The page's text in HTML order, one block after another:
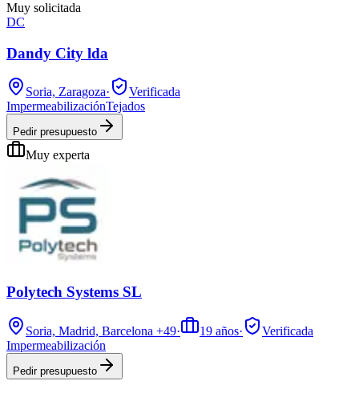
Muy solicitada
DC
Dandy City lda
Soria, Zaragoza·
Verificada
ImpermeabilizaciónTejados
Pedir presupuesto
Muy experta
Polytech Systems SL
Soria, Madrid, Barcelona +49· 19 años·
Verificada
Impermeabilización
Pedir presupuesto